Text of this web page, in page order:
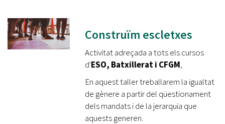
Construïm escletxes
Activitat adreçada a tots els cursos
d'ESO, Batxillerat i CFGM,​
En aquest taller treballarem la igualtat
de gènere a partir del qüestionament
dels mandats i de la jerarquia que
aquests generen.